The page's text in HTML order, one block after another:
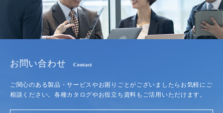
お問い合わせ Contact
ご関心のある製品・サービスやお困りごとがございましたらお気軽にご
相談ください。各種カタログやお役立ち資料もご活用いただけます。